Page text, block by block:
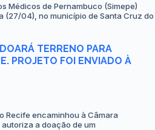
Médicos de Pernambuco (Simepe)
(27/04), no município de Santa Cruz do
TERRENO PARA
PROJETO FOI ENVIADO À
Recife encaminhou à Câmara
a doação de um